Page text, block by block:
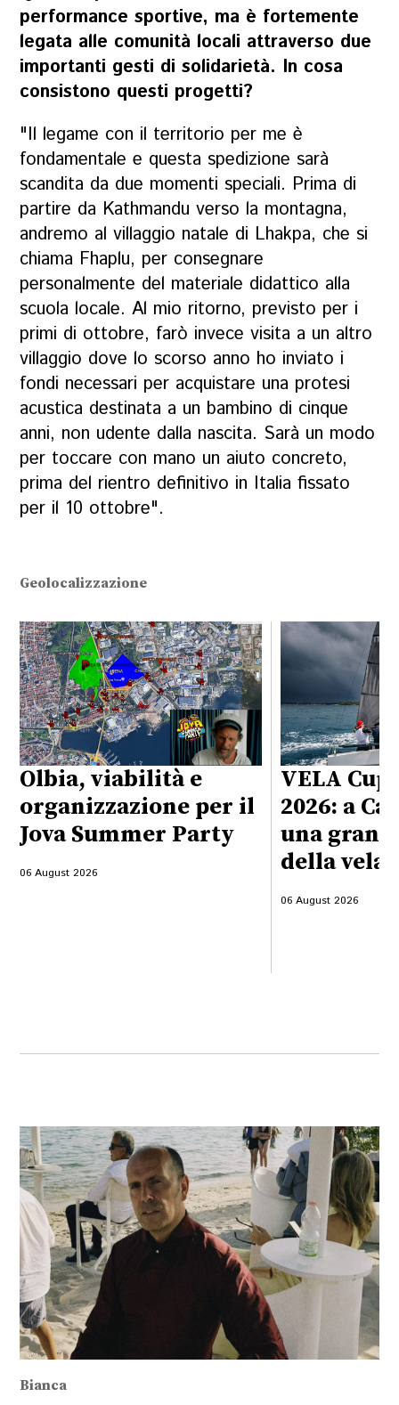
performance sportive, ma è fortemente
legata alle comunità locali attraverso due
importanti gesti di solidarietà. In cosa
consistono questi progetti?
"Il legame con il territorio per me è
fondamentale e questa spedizione sarà
scandita da due momenti speciali. Prima di
partire da Kathmandu verso la montagna,
andremo al villaggio natale di Lhakpa, che si
chiama Fhaplu, per consegnare
personalmente del materiale didattico alla
scuola locale. Al mio ritorno, previsto per i
primi di ottobre, farò invece visita a un altro
villaggio dove lo scorso anno ho inviato i
fondi necessari per acquistare una protesi
acustica destinata a un bambino di cinque
anni, non udente dalla nascita. Sarà un modo
per toccare con mano un aiuto concreto,
prima del rientro definitivo in Italia fissato
per il 10 ottobre".
Geolocalizzazione
Olbia, viabilità e
organizzazione per il
Jova Summer Party
06 August 2026
VELA Cup
2026: a
una
della vela
06 August 2026
Bianca